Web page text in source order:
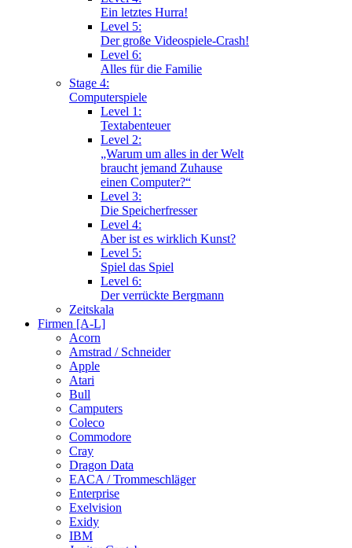
Ein letztes Hurra!
Level 5:
Der große Videospiele-Crash!
Level 6:
Alles für die Familie
Stage 4:
Computerspiele
Level 1:
Textabenteuer
Level 2:
„Warum um alles in der Welt
braucht jemand Zuhause
einen Computer?“
Level 3:
Die Speicherfresser
Level 4:
Aber ist es wirklich Kunst?
Level 5:
Spiel das Spiel
Level 6:
Der verrückte Bergmann
Zeitskala
Firmen [A-L]
Acorn
Amstrad / Schneider
Apple
Atari
Bull
Camputers
Coleco
Commodore
Cray
Dragon Data
EACA / Trommeschläger
Enterprise
Exelvision
Exidy
IBM